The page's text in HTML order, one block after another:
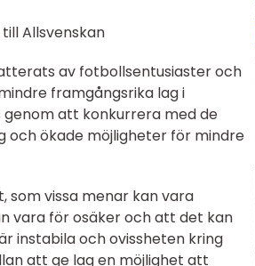
Allsvenskan
av fotbollsentusiaster och
framgångsrika lag i
att konkurrera med de
och ökade möjligheter för mindre
som vissa menar kan vara
vara för osäker och att det kan
instabila och ovissheten kring
att ge lag en möjlighet att